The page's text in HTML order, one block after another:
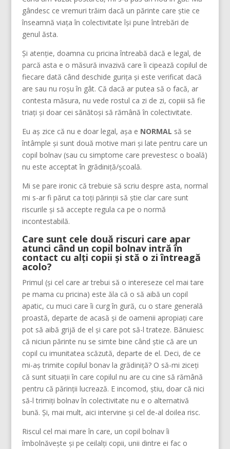
gândesc ce vremuri trăim dacă un părinte care știe ce
înseamnă viața în colectivitate își pune întrebări de
genul ăsta.
Și atenție, doamna cu pricina întreabă dacă e legal, de
parcă asta e o măsură invazivă care îi cipează copilul de
fiecare dată când deschide gurița și este verificat dacă
are sau nu roșu în gât. Că dacă ar putea să o facă, ar
contesta măsura, nu vede rostul ca zi de zi, copiii să fie
triați și doar cei sănătoși să rămână în colectivitate.
Eu aș zice că nu e doar legal, așa e NORMAL să se
întâmple și sunt două motive mari și late pentru care un
copil bolnav (sau cu simptome care prevestesc o boală)
nu este acceptat în grădiniță/școală.
Mi se pare ironic că trebuie să scriu despre asta, normal
mi s-ar fi părut ca toți părinții să știe clar care sunt
riscurile și să accepte regula ca pe o normă
incontestabilă.
Care sunt cele două riscuri care apar
atunci când un copil bolnav intră în
contact cu alți copii și stă o zi întreagă
acolo?
Primul (și cel care ar trebui să o intereseze cel mai tare
pe mama cu pricina) este ăla că o să aibă un copil
apatic, cu muci care îi curg în gură, cu o stare generală
proastă, departe de acasă și de oamenii apropiați care
pot să aibă grijă de el și care pot să-l trateze. Bănuiesc
că niciun părinte nu se simte bine când știe că are un
copil cu imunitatea scăzută, departe de el. Deci, de ce
mi-aș trimite copilul bonav la grădiniță? O să-mi ziceți
că sunt situații în care copilul nu are cu cine să rămână
pentru că părinții lucrează. E incomod, știu, doar că nici
să-l trimiți bolnav în colectivitate nu e o alternativă
bună. Și, mai mult, aici intervine și cel de-al doilea risc.
Riscul cel mai mare în care, un copil bolnav îi
îmbolnăvește și pe ceilalți copii, unii dintre ei fac o